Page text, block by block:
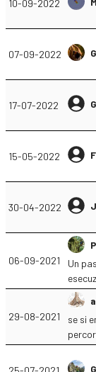
10-09-2022
07-09-2022
17-07-2022
15-05-2022
30-04-2022
06-09-2021
Un
29-08-2021
se si